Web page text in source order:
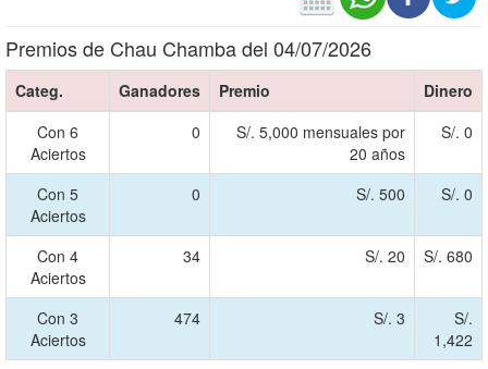
Premios de Chau Chamba del 04/07/2026
Categ. Ganadores Premio
Dinero
Con 6
Aciertos
0
S/. 5,000 mensuales por
20 años
S/. 0
Con 5
Aciertos
0 S/. 500 S/. 0
Con 4
Aciertos
34 S/. 20 S/. 680
Con 3
Aciertos
474 S/. 3
S/.
1,422